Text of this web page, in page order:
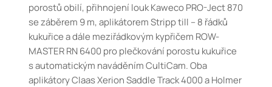
porostů obilí, přihnojení louk Kaweco PRO-Ject 870
se záběrem 9 m, aplikátorem Stripp till – 8 řádků
kukuřice a dále meziřádkovým kypřičem ROW-
MASTER RN 6400 pro plečkování porostu kukuřice
s automatickým naváděním CultiCam. Oba
aplikátory Claas Xerion Saddle Track 4000 a Holmer